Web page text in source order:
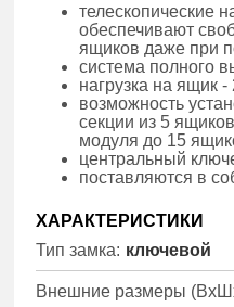
телескопические
обеспечивают
ящиков даже при
система полного
нагрузка на ящик -
возможность
секции из 5
модуля до 15
центральный
поставляются в
ХАРАКТЕРИСТИКИ
Тип замка: ключевой
Внешние размеры